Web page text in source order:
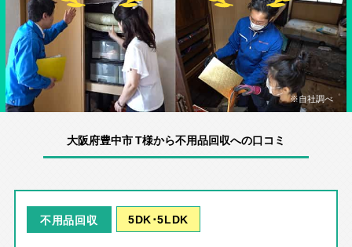
※自社調べ
大阪府豊中市 T様から不用品回収への口コミ
不用品回収 5DK･5LDK